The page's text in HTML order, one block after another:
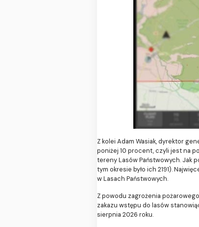
Z kolei Adam Wasiak, dyrektor
poniżej 10 procent, czyli jest na
tereny Lasów Państwowych. Jak
tym okresie było ich 2191).
w Lasach Państwowych.
Z powodu zagrożenia
zakazu wstępu do lasów
sierpnia 2026 roku.